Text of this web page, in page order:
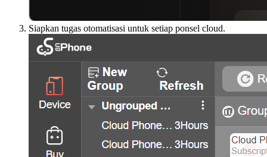
Siapkan tugas otomatisasi untuk setiap ponsel cloud.